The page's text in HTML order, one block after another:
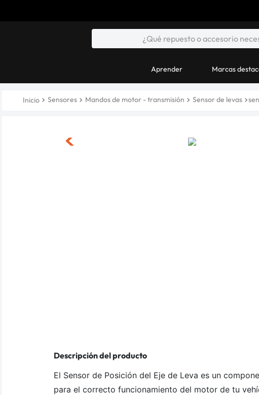
Aprender Marcas
Sensores Mandos de motor - transmisión Sensor de levas
Descripción del producto
El Sensor de Posición del Eje de Leva es un
para el correcto funcionamiento del motor de tu